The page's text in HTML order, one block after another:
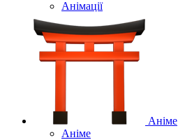
Анімації
Аніме
Аніме